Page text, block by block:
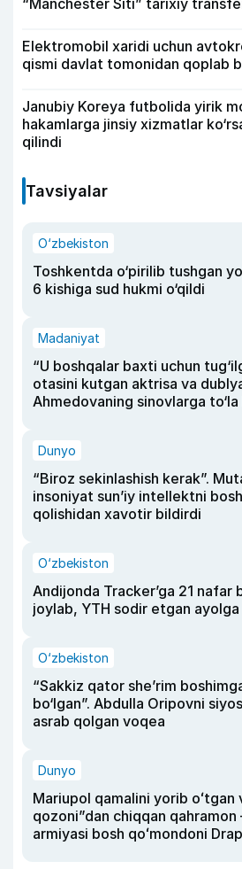
Elektromobil xaridi uchun
qismi davlat tomonidan qoplab
Janubiy Koreya futbolida yirik
hakamlarga jinsiy xizmatlar
qilindi
Tavsiyalar
O‘zbekiston
Toshkentda o‘pirilib tushgan
6 kishiga sud hukmi o‘qildi
Madaniyat
“U boshqalar baxti uchun
otasini kutgan aktrisa va
Ahmedovaning sinovlarga
Dunyo
“Biroz sekinlashish kerak”.
insoniyat sun’iy intellektni
qolishidan xavotir bildirdi
O‘zbekiston
Andijonda Tracker’ga 21 nafar
joylab, YTH sodir etgan ayolga
O‘zbekiston
“Sakkiz qator she’rim
bo‘lgan”. Abdulla Oripovni
asrab qolgan voqea
Dunyo
Mariupol qamalini yorib oʻtgan
qozoni”dan chiqqan
armiyasi bosh qoʻmondoni